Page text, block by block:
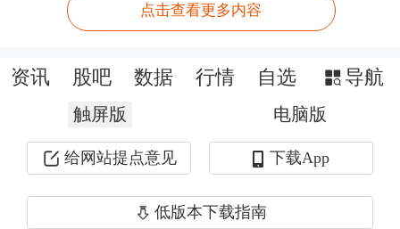
32%，创最大单日涨幅；
超微电脑涨超
11%，慧与科技涨近13%。
点击查看更多内容
资讯 股吧 数据 行情 自选 导航
触屏版 电脑版
给网站提点意见 下载App
低版本下载指南